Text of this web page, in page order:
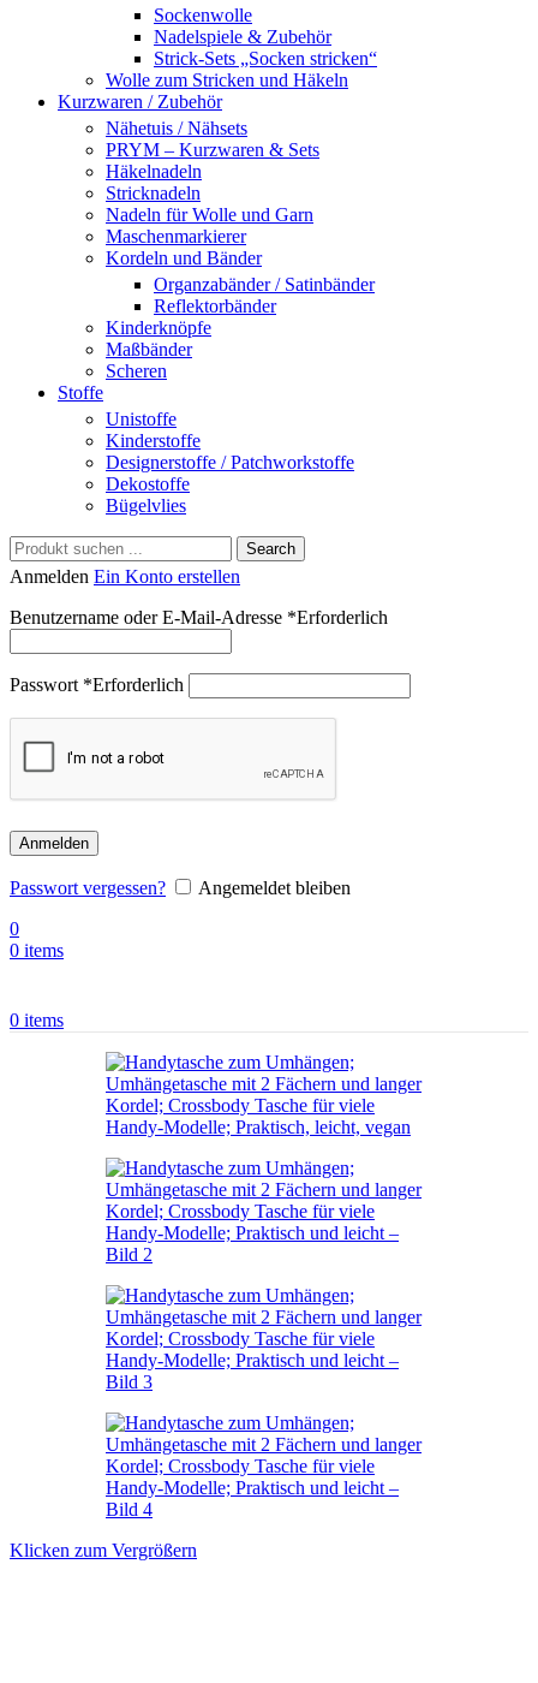
Sockenwolle
Nadelspiele & Zubehör
Strick-Sets „Socken stricken“
Wolle zum Stricken und Häkeln
Kurzwaren / Zubehör
Nähetuis / Nähsets
PRYM – Kurzwaren & Sets
Häkelnadeln
Stricknadeln
Nadeln für Wolle und Garn
Maschenmarkierer
Kordeln und Bänder
Organzabänder / Satinbänder
Reflektorbänder
Kinderknöpfe
Maßbänder
Scheren
Stoffe
Unistoffe
Kinderstoffe
Designerstoffe / Patchworkstoffe
Dekostoffe
Bügelvlies
Search
Anmelden Ein Konto erstellen
Benutzername oder E-Mail-Adresse *Erforderlich
Passwort *Erforderlich
Anmelden
Passwort vergessen?
Angemeldet bleiben
0
0 items
0 items
Klicken zum Vergrößern